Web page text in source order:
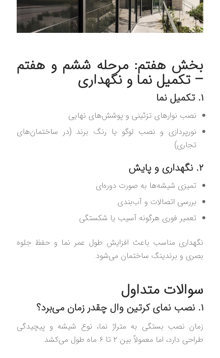
بخش هفتم: مرحله ششم و هفتم
– تکمیل نما و نگهداری
۱. تکمیل نما
نصب نوارهای تزئینی و پوشش‌های نهایی
نورپردازی و نصب لوگو یا رنگ برند (در ساختمان‌های
تجاری)
۲. نگهداری و پایش
تمیزی شیشه‌ها به صورت دوره‌ای
بررسی اتصالات و آب‌بندی
تعمیر فوری هرگونه آسیب یا شکستگی
نگهداری مناسب باعث افزایش طول عمر نما و حفظ جلوه
بصری و برندینگ ساختمان می‌شود.
سوالات متداول
۱. نصب نمای کرتین وال چقدر زمان می‌برد؟
زمان نصب بستگی به متراژ نما، نوع شیشه و پیچیدگی
طراحی دارد، اما معمولاً بین ۲ تا ۶ ماه طول می‌کشد.